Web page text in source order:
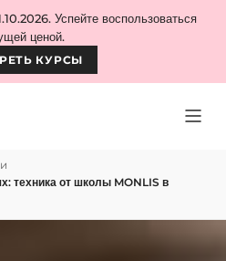
Успейте воспользоваться
ценой.
КУРСЫ
техника от школы MONLIS в